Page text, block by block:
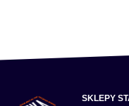
SKLEPY